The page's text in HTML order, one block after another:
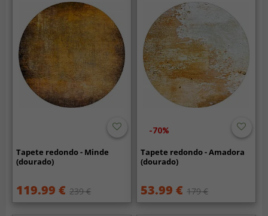
Tapete redondo - Minde
(dourado)
119.99 € 239 €
-70%
Tapete redondo - Amadora
(dourado)
53.99 € 179 €